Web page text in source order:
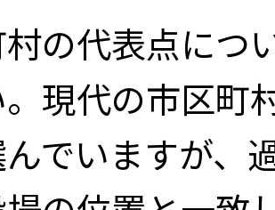
の代表点につ
現代の市区町
でいますが、